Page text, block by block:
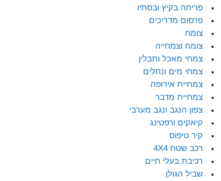
פריחה בקיץ ובסתיו
פרסום מדריכים
צומח
צומח וצמחייה
צמחי מאכל ותבלין
צמחי מים ונחלים
צמחיית אירופה
צמחיית מדבר
צפון הנגב ונגב מערבי
קיאקים ורפטינג
קיר טיפוס
רכב שטח 4X4
רכיבת בעלי חיים
שביל הגולן